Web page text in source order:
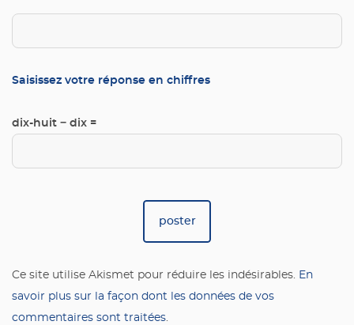
Saisissez votre réponse en chiffres
dix-huit − dix =
Ce site utilise Akismet pour réduire les indésirables. En
savoir plus sur la façon dont les données de vos
commentaires sont traitées.